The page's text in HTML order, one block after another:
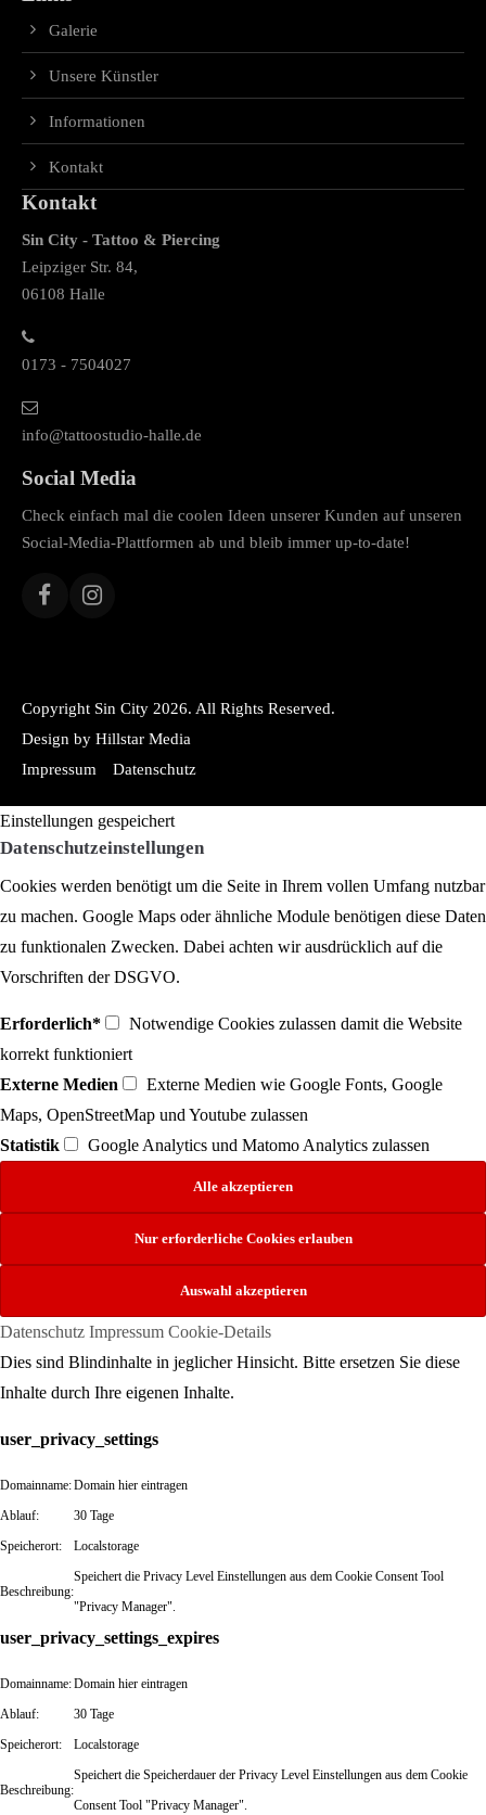
Galerie
Unsere Künstler
Informationen
Kontakt
Kontakt
Sin City - Tattoo & Piercing
Leipziger Str. 84,
06108 Halle
0173 - 7504027
info@tattoostudio-halle.de
Social Media
Check einfach mal die coolen Ideen unserer Kunden auf unseren
Social-Media-Plattformen ab und bleib immer up-to-date!
Copyright Sin City 2026. All Rights Reserved.
Design by Hillstar Media
Impressum
Datenschutz
Einstellungen gespeichert
Datenschutzeinstellungen
Cookies werden benötigt um die Seite in Ihrem vollen Umfang nutzbar
zu machen. Google Maps oder ähnliche Module benötigen diese Daten
zu funktionalen Zwecken. Dabei achten wir ausdrücklich auf die
Vorschriften der DSGVO.
Erforderlich*
Notwendige Cookies zulassen damit die Website
korrekt funktioniert
Externe Medien
Externe Medien wie Google Fonts, Google
Maps, OpenStreetMap und Youtube zulassen
Statistik
Google Analytics und Matomo Analytics zulassen
Datenschutz Impressum Cookie-Details
Dies sind Blindinhalte in jeglicher Hinsicht. Bitte ersetzen Sie diese
Inhalte durch Ihre eigenen Inhalte.
user_privacy_settings
Domainname:Domain hier eintragen
Ablauf: 30 Tage
Speicherort: Localstorage
Beschreibung:
Speichert die Privacy Level Einstellungen aus dem Cookie Consent Tool
"Privacy Manager".
user_privacy_settings_expires
Domainname:Domain hier eintragen
Ablauf: 30 Tage
Speicherort: Localstorage
Beschreibung:
Speichert die Speicherdauer der Privacy Level Einstellungen aus dem Cookie
Consent Tool "Privacy Manager".